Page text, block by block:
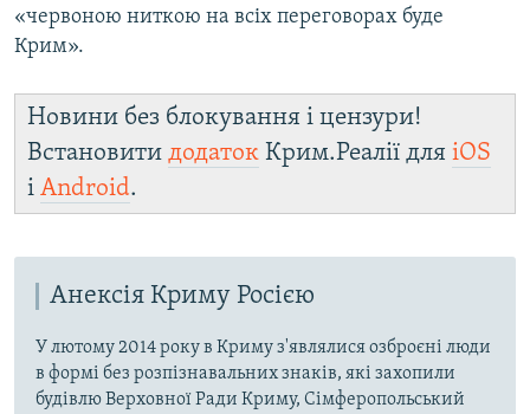
«червоною ниткою на всіх переговорах буде
Крим».
Новини без блокування і цензури!
Встановити додаток Крим.Реалії для iOS
і Android.
Анексія Криму Росією
У лютому 2014 року в Криму з'являлися озброєні люди
в формі без розпізнавальних знаків, які захопили
будівлю Верховної Ради Криму, Сімферопольський